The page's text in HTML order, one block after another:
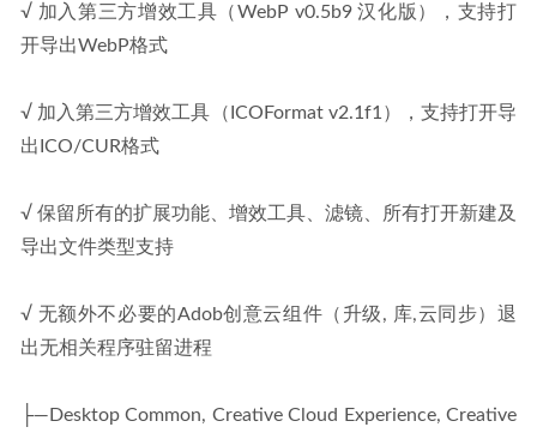
√ 加入第三方增效工具（WebP v0.5b9 汉化版），支持打
开导出WebP格式
√ 加入第三方增效工具（ICOFormat v2.1f1），支持打开导
出ICO/CUR格式
√ 保留所有的扩展功能、增效工具、滤镜、所有打开新建及
导出文件类型支持
√ 无额外不必要的Adob创意云组件（升级, 库,云同步）退
出无相关程序驻留进程
├—Desktop Common, Creative Cloud Experience, Creative